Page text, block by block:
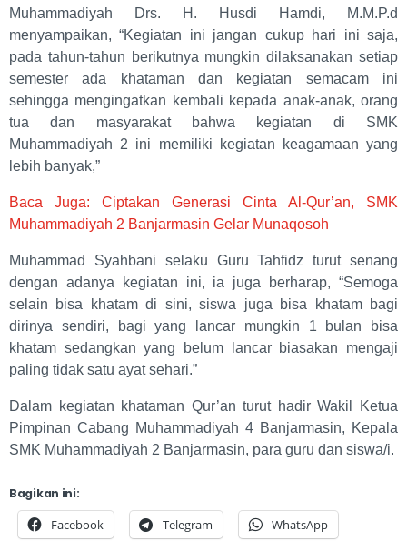
Muhammadiyah Drs. H. Husdi Hamdi, M.M.P.d
menyampaikan, “Kegiatan ini jangan cukup hari ini saja,
pada tahun-tahun berikutnya mungkin dilaksanakan setiap
semester ada khataman dan kegiatan semacam ini
sehingga mengingatkan kembali kepada anak-anak, orang
tua dan masyarakat bahwa kegiatan di SMK
Muhammadiyah 2 ini memiliki kegiatan keagamaan yang
lebih banyak,”
Baca Juga: Ciptakan Generasi Cinta Al-Qur’an, SMK
Muhammadiyah 2 Banjarmasin Gelar Munaqosoh
Muhammad Syahbani selaku Guru Tahfidz turut senang
dengan adanya kegiatan ini, ia juga berharap, “Semoga
selain bisa khatam di sini, siswa juga bisa khatam bagi
dirinya sendiri, bagi yang lancar mungkin 1 bulan bisa
khatam sedangkan yang belum lancar biasakan mengaji
paling tidak satu ayat sehari.”
Dalam kegiatan khataman Qur’an turut hadir Wakil Ketua
Pimpinan Cabang Muhammadiyah 4 Banjarmasin, Kepala
SMK Muhammadiyah 2 Banjarmasin, para guru dan siswa/i.
Bagikan ini:
Facebook Telegram WhatsApp